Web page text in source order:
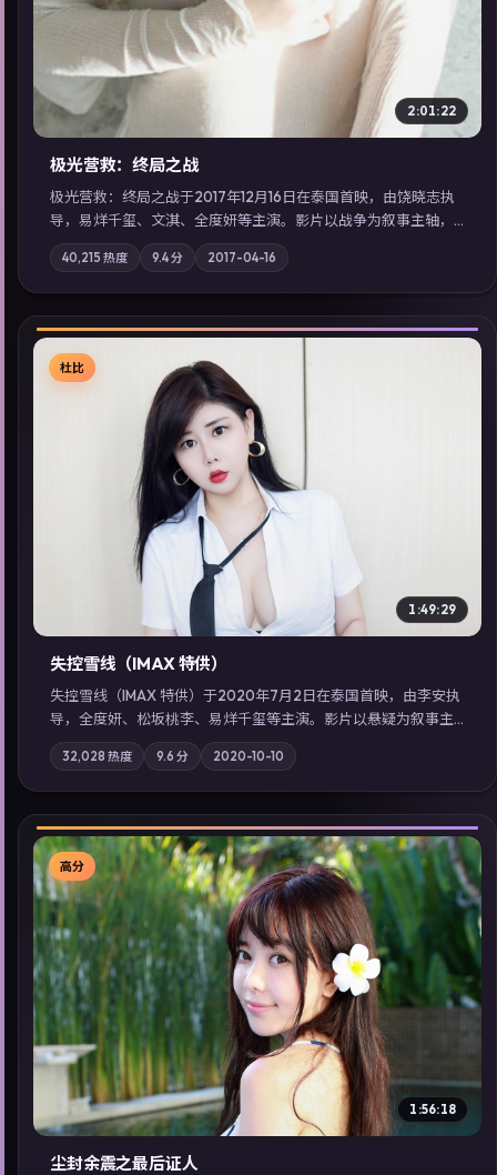
2:01:22
极光营救：终局之战
极光营救：终局之战于2017年12月16日在泰国首映，由饶晓志执
导，易烊千玺、文淇、全度妍等主演。影片以战争为叙事主轴，
一场意外将众人卷入不可撤回的连锁反应；摄影与配乐强化地域
气质；站内亦可通过「国产免费观看高清电视剧在线看」延展检
索同类型高分佳作，畅享高清在线追剧体验。
40,215 热度 9.4分 2017-04-16
▶
杜比
1:49:29
失控雪线（IMAX 特供）
失控雪线（IMAX 特供）于2020年7月2日在泰国首映，由李安执
导，全度妍、松坂桃李、易烊千玺等主演。影片以悬疑为叙事主
轴，旧案重提，真相与谎言在同一条时间线上交锋；摄影与配乐
强化地域气质；站内亦可通过「国产免费观看高清电视剧在线
看」延展检索同类型高分佳作，畅享高清在线追剧体验。
32,028 热度 9.6 分 2020-10-10
▶
高分
1:56:18
尘封余震之最后证人